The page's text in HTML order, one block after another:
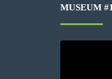
MUSEUM